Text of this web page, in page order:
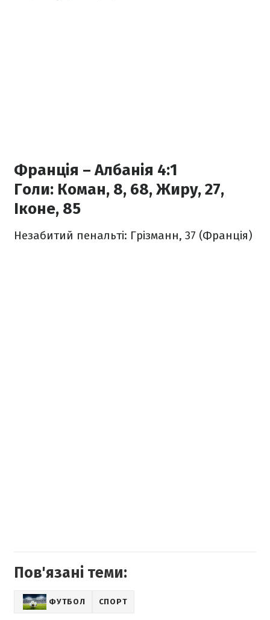
Франція – Албанія 4:1
Голи: Коман, 8, 68, Жиру, 27,
Іконе, 85
Незабитий пенальті: Грізманн, 37 (Франція)
Пов'язані теми:
ФУТБОЛ СПОРТ